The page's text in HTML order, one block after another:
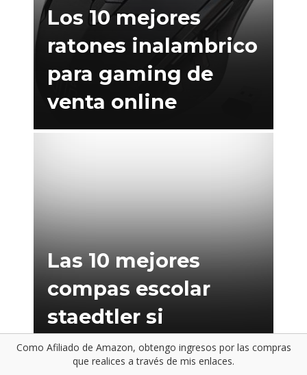
Los 10 mejores
ratones inalambrico
para gaming de
venta online
Las 10 mejores
compas escolar
staedtler si
necesitas acertar
Como Afiliado de Amazon, obtengo ingresos por las compras
que realices a través de mis enlaces.